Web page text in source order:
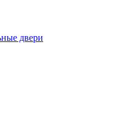
двери